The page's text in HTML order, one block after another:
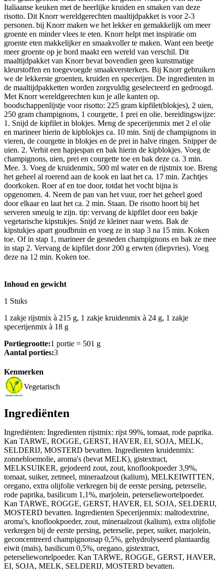
Italiaanse keuken met de heerlijke kruiden en smaken van deze
risotto. Dit Knorr wereldgerechten maaltijdpakket is voor 2-3
personen. bij Knorr maken we het lekker en gemakkelijk om meer
groente en minder vlees te eten. Knorr helpt met inspiratie om
groente eten makkelijker en smaakvoller te maken. Want een beetje
meer groente op je bord maakt een wereld van verschil. Dit
maaltijdpakket van Knorr bevat bovendien geen kunstmatige
kleurstoffen en toegevoegde smaakversterkers. Bij Knorr gebruiken
we de lekkerste groenten, kruiden en specerijen. De ingredienten in
de maaltijdpakketten worden zorgvuldig geselecteerd en gedroogd.
Met Knorr wereldgerechten kun je alle kanten op.
boodschappenlijstje voor risotto: 225 gram kipfilet(blokjes), 2 uien,
250 gram champignons, 1 courgette, 1 prei en olie. bereidingswijze:
1. Snijd de kipfilet in blokjes. Meng de specerijenmix met 2 el olie
en marineer hierin de kipblokjes ca. 10 min. Snij de champignons in
vieren, de courgette in blokjes en de prei in halve ringen. Snipper de
uien. 2. Verhit een hapjespan en bak hierin de kipblokjes. Voeg de
champignons, uien, prei en courgette toe en bak deze ca. 3 min.
Mee. 3. Voeg de kruidenmix, 500 ml water en de rijstmix toe. Breng
het geheel al roerend aan de kook en laat het ca. 17 min. Zachtjes
doorkoken. Roer af en toe door, totdat het vocht bijna is
opgenomen. 4. Neem de pan van het vuur, roer het geheel goed
door elkaar en laat het ca. 2 min. Staan. De risotto hoort bij het
serveren smeuig te zijn. tip: vervang de kipfilet door een bakje
vegetarische kipstukjes. Snijd ze kleiner naar wens. Bak de
kipstukjes apart goudbruin en voeg ze in stap 3 na 15 min. Koken
toe. Of in stap 1, marineer de gesneden champignons en bak ze mee
in stap 2. Vervang de kipfilet door 200 g erwten (diepvries). Voeg
deze na 12 min. Koken toe.
Inhoud en gewicht
1 Stuks
1 zakje rijstmix à 215 g, 1 zakje kruidenmix à 24 g, 1 zakje
specerijenmix à 18 g
Portiegrootte:1 portie = 501 g
Aantal porties:3
Kenmerken
Vegetarisch
Ingrediënten
Ingrediënten: Ingredienten rijstmix: rijst 99%, tomaat, rode paprika.
Kan TARWE, ROGGE, GERST, HAVER, EI, SOJA, MELK,
SELDERIJ, MOSTERD bevatten. Ingredienten kruidenmix:
zonnebloemolie, aroma's (bevat MELK), gistextract,
MELKSUIKER, gejodeerd zout, zout, knoflookpoeder 3,9%,
tomaat, suiker, zetmeel, mineraalzout (kalium), MELKEIWITTEN,
oregano, extra olijfolie verkregen bij de eerste persing, peterselie,
rode paprika, basilicum 1,1%, marjolein, peterseliewortelpoeder.
Kan TARWE, ROGGE, GERST, HAVER, EI, SOJA, SELDERIJ,
MOSTERD bevatten. Ingredienten Specerijenmix: maltodextrine,
aroma's, knoflookpoeder, zout, mineraalzout (kalium), extra olijfolie
verkregen bij de eerste persing, peterselie, peper, suiker, marjolein,
geconcentreerd champignonsap 0,5%, gehydrolyseerd plantaardig
eiwit (maïs), basilicum 0,5%, oregano, gistextract,
peterseliewortelpoeder. Kan TARWE, ROGGE, GERST, HAVER,
EI, SOJA, MELK, SELDERIJ, MOSTERD bevatten.